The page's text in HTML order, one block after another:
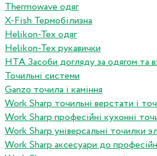
Thermowave одяг
X-Fish Термобілизна
Helikon-Tex одяг
Helikon-Tex рукавички
HTA Засоби догляду за одягом та
Точильні системи
Ganzo точила і каміння
Work Sharp точильні верстати і
Work Sharp професiйнi кухоннi
Work Sharp унiверсальнi точилки
Work Sharp аксесуари до